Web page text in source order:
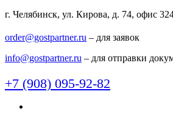
г. Челябинск, ул. Кирова, д. 74, офис
order@gostpartner.ru – для заявок
info@gostpartner.ru – для отправки
+7 (908) 095-92-82